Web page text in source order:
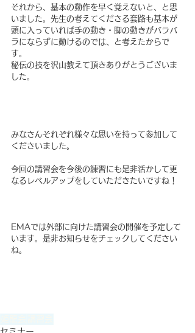
それから、基本の動作を早く覚えないと、と思
いました。先生の考えてくださる套路も基本が
頭に入っていれば手の動き・脚の動きがバラバ
ラにならずに動けるのでは、と考えたからで
す。
秘伝の技を沢山教えて頂きありがとうございま
した。
みなさんそれぞれ様々な思いを持って参加して
くださいました。
今回の講習会を今後の練習にも是非活かして更
なるレベルアップをしていただきたいですね！
EMAでは外部に向けた講習会の開催を予定して
います。是非お知らせをチェックしてください
ね。
セミナー